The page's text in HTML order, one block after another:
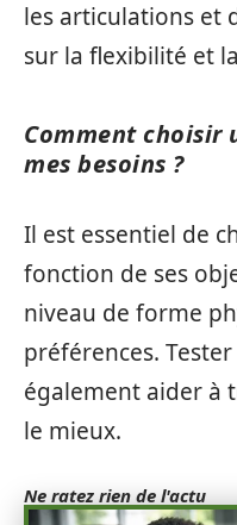
les articulations et
sur la flexibilité et
Comment choisir
mes besoins ?
Il est essentiel de
fonction de ses
niveau de forme
préférences.
également aider à
le mieux.
Ne ratez rien de l'actu